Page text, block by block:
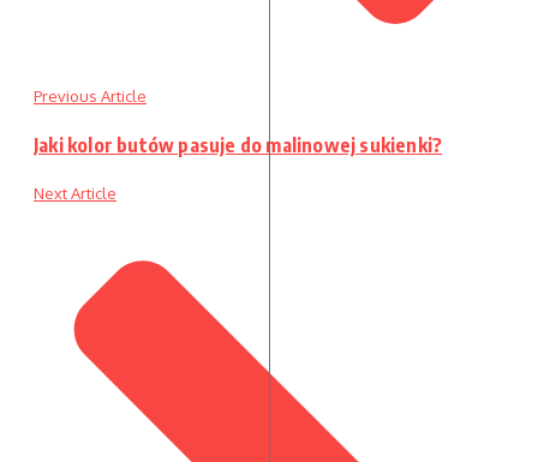
Previous Article
Jaki kolor butów pasuje do malinowej sukienki?
Next Article